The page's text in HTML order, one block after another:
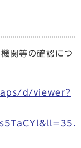
関等の確認につ
d/viewer?